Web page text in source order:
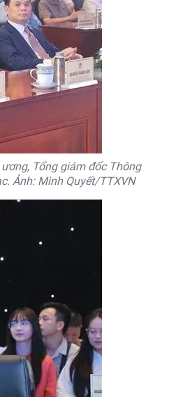
Tổng giám đốc Thông
Ảnh: Minh Quyết/TTXVN